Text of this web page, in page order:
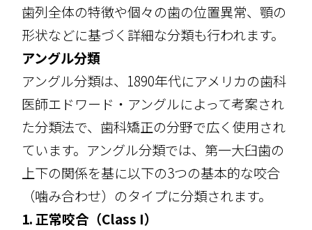
歯列全体の特徴や個々の歯の位置異常、顎の
形状などに基づく詳細な分類も行われます。
アングル分類
アングル分類は、1890年代にアメリカの歯科
医師エドワード・アングルによって考案され
た分類法で、歯科矯正の分野で広く使用され
ています。アングル分類では、第一大臼歯の
上下の関係を基に以下の3つの基本的な咬合
（噛み合わせ）のタイプに分類されます。
1. 正常咬合（Class I）